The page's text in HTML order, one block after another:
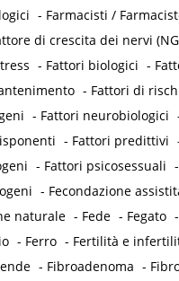
- Farmacisti /
di crescita dei nervi
- Fattori biologici -
- Fattori di
- Fattori neurobiologici
- Fattori predittivi
- Fattori psicosessuali -
- Fecondazione
naturale - Fede - Fegato -
- Ferro - Fertilità e
- Fibroadenoma -